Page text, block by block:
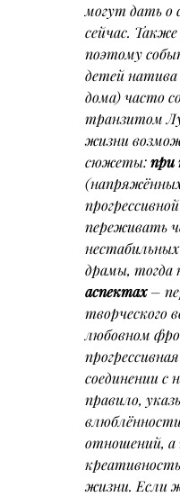
могут дать о
сейчас.
поэтому
детей
дома) часто
транзитом
жизни
сюжеты: при
переживать
драмы, тогда
аспектах –
творческого
любовном
соединении с
правило,
отношений,
жизни. Если